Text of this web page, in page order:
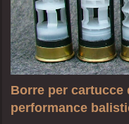
Borre per cartucce
performance